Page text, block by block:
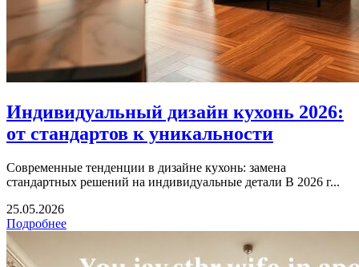
Индивидуальный дизайн кухонь 2026:
от стандартов к уникальности
Современные тенденции в дизайне кухонь: замена
стандартных решений на индивидуальные детали В 2026 г...
25.05.2026
Подробнее